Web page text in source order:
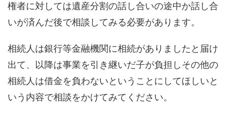
権者に対しては遺産分割の話し合いの途中か話し合
いが済んだ後で相談してみる必要があります。
相続人は銀行等金融機関に相続がありましたと届け
出て、以降は事業を引き継いだ子が負担しその他の
相続人は借金を負わないということにしてほしいと
いう内容で相談をかけてみてください。